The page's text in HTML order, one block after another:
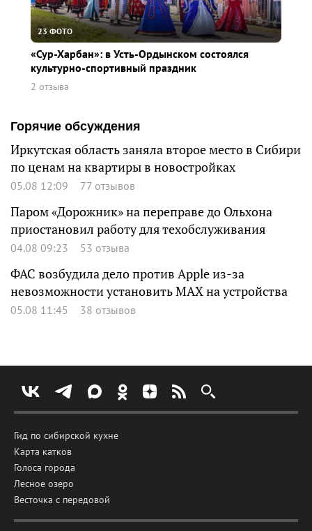
23 ФОТО
«Сур-Харбан»: в Усть-Ордынском состоялся
культурно-спортивный праздник
2 отзыва
Горячие обсуждения
Иркутская область заняла второе место в Сибири
по ценам на квартиры в новостройках
05.08 12:09 77 отзывов
Паром «Дорожник» на переправе до Ольхона
приостановил работу для техобслуживания
04.08 09:23 53 отзыва
ФАС возбудила дело против Apple из-за
невозможности установить MAX на устройства
05.08 11:45 38 отзывов
Гид по сибирской кухне
Карта катков
Голоса города
Лесное озеро
Весточка с передовой